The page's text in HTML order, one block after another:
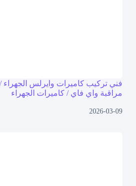
مراقبة واي فاي / كاميرات الجهراء
2026-03-09